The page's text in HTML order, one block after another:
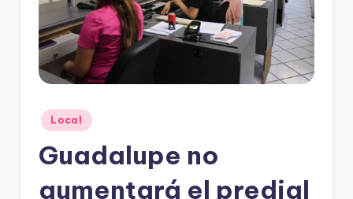
Publicado
en
Local
Guadalupe no
aumentará el predial